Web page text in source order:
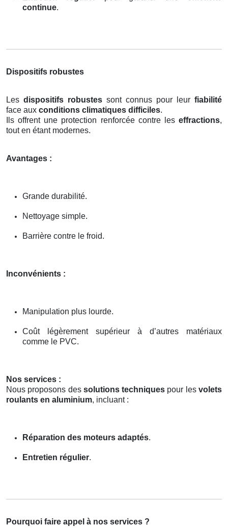
continue.
Dispositifs robustes
Les dispositifs robustes sont connus pour leur fiabilité
face aux conditions climatiques difficiles.
Ils offrent une protection renforcée contre les effractions,
tout en étant modernes.
Avantages :
Grande durabilité.
Nettoyage simple.
Barrière contre le froid.
Inconvénients :
Manipulation plus lourde.
Coût légèrement supérieur à d’autres matériaux
comme le PVC.
Nos services :
Nous proposons des solutions techniques pour lesvolets
roulants en aluminium, incluant :
Réparation des moteurs adaptés.
Entretien régulier.
Pourquoi faire appel à nos services ?